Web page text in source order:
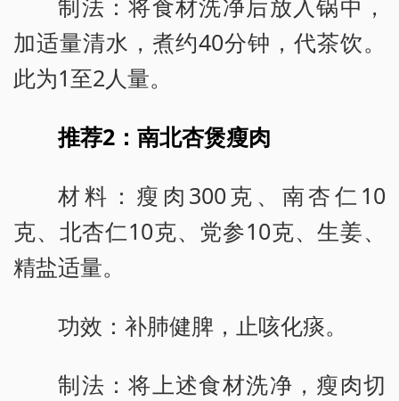
制法：将食材洗净后放入锅中，
加适量清水，煮约40分钟，代茶饮。
此为1至2人量。
推荐2：南北杏煲瘦肉
材料：瘦肉300克、南杏仁10
克、北杏仁10克、党参10克、生姜、
精盐适量。
功效：补肺健脾，止咳化痰。
制法：将上述食材洗净，瘦肉切